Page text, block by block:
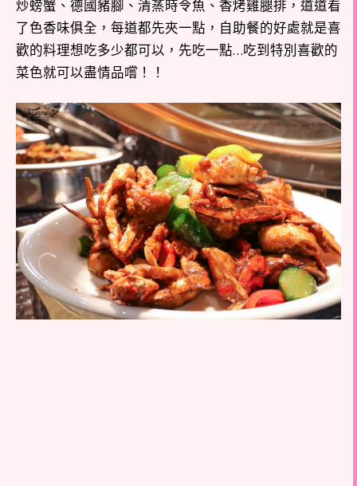
炒螃蟹、德國豬腳、清蒸時令魚、香烤雞腿排，道道看
了色香味俱全，每道都先夾一點，自助餐的好處就是喜
歡的料理想吃多少都可以，先吃一點…吃到特別喜歡的
菜色就可以盡情品嚐！！